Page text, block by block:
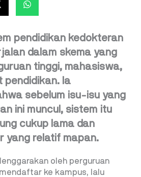
pendidikan kedokteran
dalam skema yang
tinggi, mahasiswa,
pendidikan. Ia
sebelum isu-isu yang
ini muncul, sistem itu
cukup lama dan
yang relatif mapan.
oleh perguruan
ke kampus, lalu